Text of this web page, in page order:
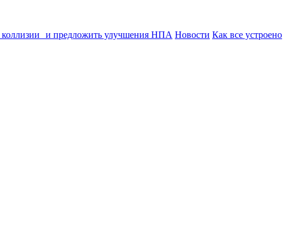
коллизии и предложить улучшения НПА Новости Как все устроено